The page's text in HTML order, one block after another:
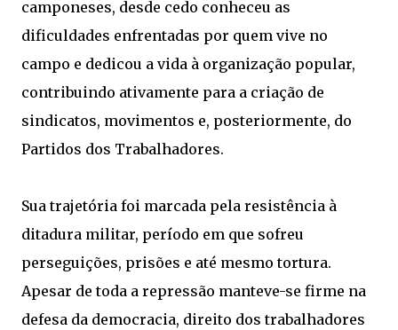
camponeses, desde cedo conheceu as
dificuldades enfrentadas por quem vive no
campo e dedicou a vida à organização popular,
contribuindo ativamente para a criação de
sindicatos, movimentos e, posteriormente, do
Partidos dos Trabalhadores.
Sua trajetória foi marcada pela resistência à
ditadura militar, período em que sofreu
perseguições, prisões e até mesmo tortura.
Apesar de toda a repressão manteve-se firme na
defesa da democracia, direito dos trabalhadores